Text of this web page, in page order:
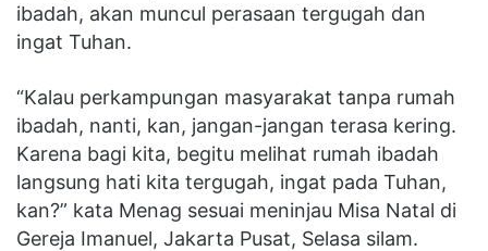
ibadah, akan muncul perasaan tergugah dan
ingat Tuhan.
“Kalau perkampungan masyarakat tanpa rumah
ibadah, nanti, kan, jangan-jangan terasa kering.
Karena bagi kita, begitu melihat rumah ibadah
langsung hati kita tergugah, ingat pada Tuhan,
kan?” kata Menag sesuai meninjau Misa Natal di
Gereja Imanuel, Jakarta Pusat, Selasa silam.